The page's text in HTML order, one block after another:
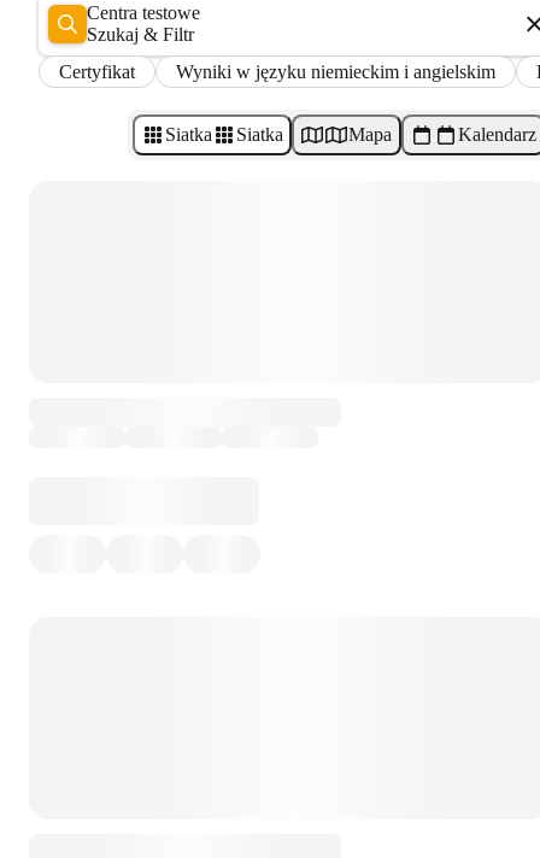
Centra testowe
Szukaj & Filtr
Certyfikat
Wyniki w języku niemieckim i angielskim
Siatka Siatka Mapa Kalendarz